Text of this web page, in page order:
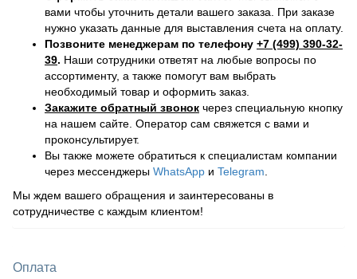
вами чтобы уточнить детали вашего заказа. При заказе
нужно указать данные для выставления счета на оплату.
Позвоните менеджерам по телефону +7 (499) 390-32-
39. Наши сотрудники ответят на любые вопросы по
ассортименту, а также помогут вам выбрать
необходимый товар и оформить заказ.
Закажите обратный звонок через специальную кнопку
на нашем сайте. Оператор сам свяжется с вами и
проконсультирует.
Вы также можете обратиться к специалистам компании
через мессенджеры WhatsApp и Telegram
Мы ждем вашего обращения и заинтересованы в
сотрудничестве с каждым клиентом!
Оплата